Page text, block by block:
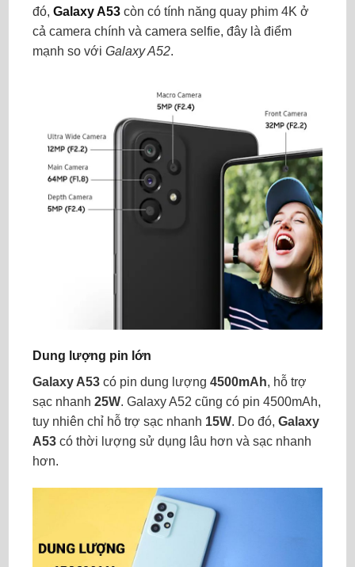
đó, Galaxy A53 còn có tính năng quay phim 4K ở
cả camera chính và camera selfie, đây là điểm
mạnh so với Galaxy A52.
Dung lượng pin lớn
Galaxy A53 có pin dung lượng 4500mAh, hỗ trợ
sạc nhanh 25W. Galaxy A52 cũng có pin 4500mAh,
tuy nhiên chỉ hỗ trợ sạc nhanh 15W. Do đó, Galaxy
A53 có thời lượng sử dụng lâu hơn và sạc nhanh
hơn.